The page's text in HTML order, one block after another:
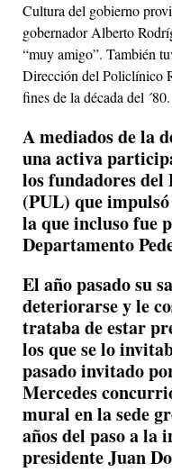
Cultura del gobierno
gobernador Alberto
“muy amigo”. También
Dirección del Policlínico
fines de la década del ´80.
A mediados de la
una activa
los fundadores
(PUL) que
la que incluso fue
Departamento
El año pasado su
deteriorarse y le
trataba de estar
los que se lo
pasado invitado
Mercedes
mural en la sede
años del paso a la
presidente Juan